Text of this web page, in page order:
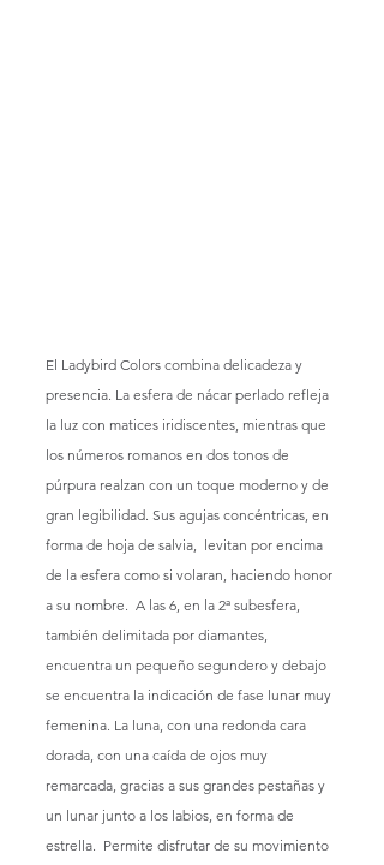
El Ladybird Colors combina delicadeza y
presencia. La esfera de nácar perlado refleja
la luz con matices iridiscentes, mientras que
los números romanos en dos tonos de
púrpura realzan con un toque moderno y de
gran legibilidad. Sus agujas concéntricas, en
forma de hoja de salvia,  levitan por encima
de la esfera como si volaran, haciendo honor
a su nombre. A las 6, en la 2ª subesfera,
también delimitada por diamantes,
encuentra un pequeño segundero y debajo
se encuentra la indicación de fase lunar muy
femenina. La luna, con una redonda cara
dorada, con una caída de ojos muy
remarcada, gracias a sus grandes pestañas y
un lunar junto a los labios, en forma de
estrella.  Permite disfrutar de su movimiento